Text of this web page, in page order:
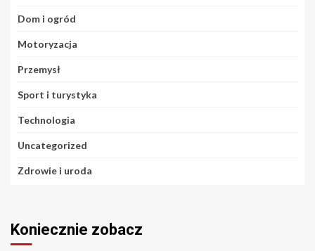
Dom i ogród
Motoryzacja
Przemysł
Sport i turystyka
Technologia
Uncategorized
Zdrowie i uroda
Koniecznie zobacz